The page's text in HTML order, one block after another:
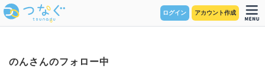
ログイン アカウント作成
のんさんのフォロー中